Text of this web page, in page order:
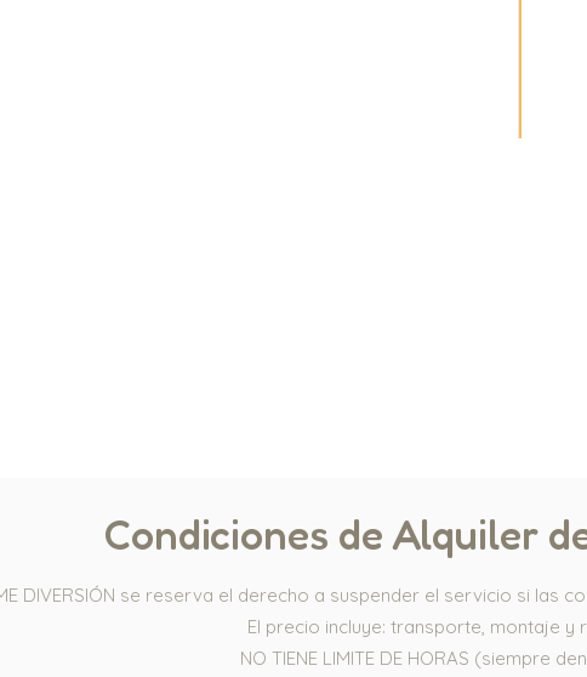
Condiciones de Alquiler
DIVERSIÓN se reserva el derecho a suspender el servicio si
El precio incluye: transporte, montaje y
NO TIENE LIMITE DE HORAS (siempre